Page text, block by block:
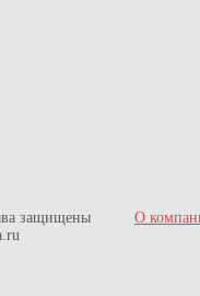
защищены
О